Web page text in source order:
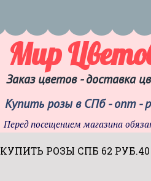
Мир
Заказ цветов - доставка
Купить розы в СПб - опт -
Перед посещением магазина
КУПИТЬ РОЗЫ СПБ 62